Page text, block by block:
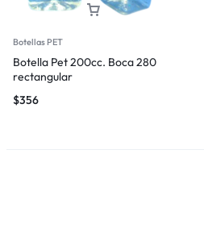
Botellas PET
Botella Pet 200cc. Boca 280
rectangular
$356